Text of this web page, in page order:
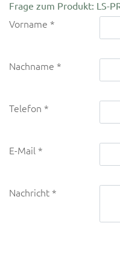
Frage zum Produkt: LS-
Vorname
Nachname
Telefon
E-Mail
Nachricht